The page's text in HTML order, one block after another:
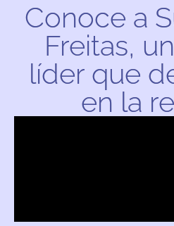
Conoce a
Freitas,
líder que
en la